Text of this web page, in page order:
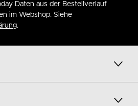
Daten aus der Bestellverlauf
im Webshop. Siehe
.